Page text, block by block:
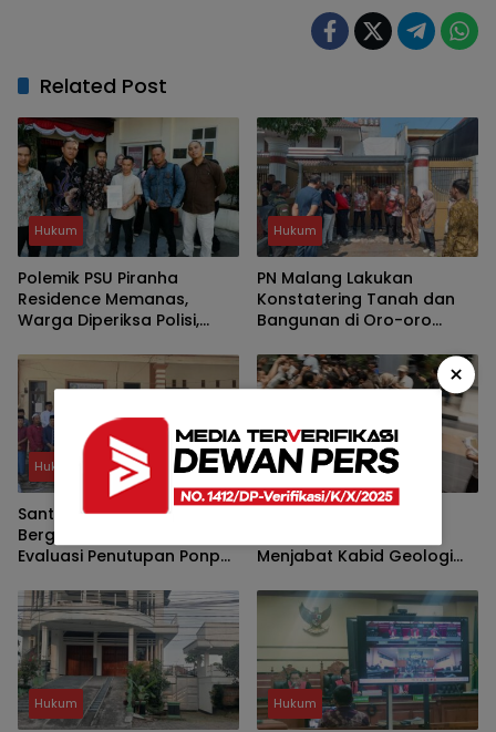
Related Post
Hukum
Polemik PSU Piranha
Residence Memanas,
Warga Diperiksa Polisi,
Terancam Dilaporkan
Hukum
PN Malang Lakukan
Konstatering Tanah dan
Bangunan di Oro-oro
Hukum
Santri Malang Selatan
Bergerak, PERADI Desak
Evaluasi Penutupan Ponpes
Pengasuh
Hukum
Menjabat Kabid Geologi
Jatim
Hukum Hukum
×